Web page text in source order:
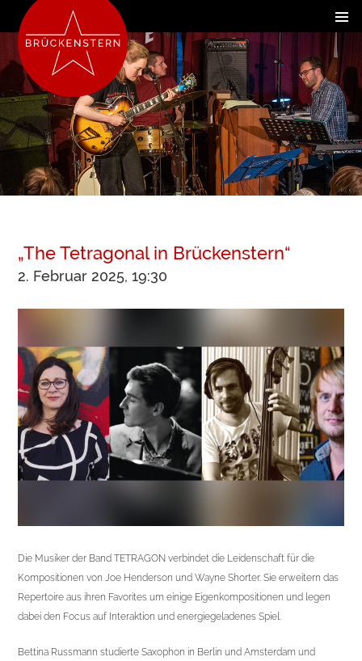
„The Tetragonal in Brückenstern“
2. Februar 2025, 19:30
Die Musiker der BandTETRAGONverbindet die Leidenschaft für die
Kompositionen von Joe Henderson und Wayne Shorter. Sie erweitern das
Repertoire aus ihren Favorites um einige Eigenkompositionen und legen
dabei den Focus auf Interaktion und energiegeladenes Spiel.
Bettina Russmann studierte Saxophon in Berlin und Amsterdam und